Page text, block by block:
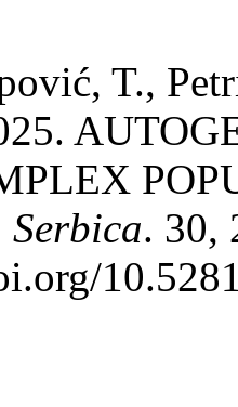
T.,
. 30,